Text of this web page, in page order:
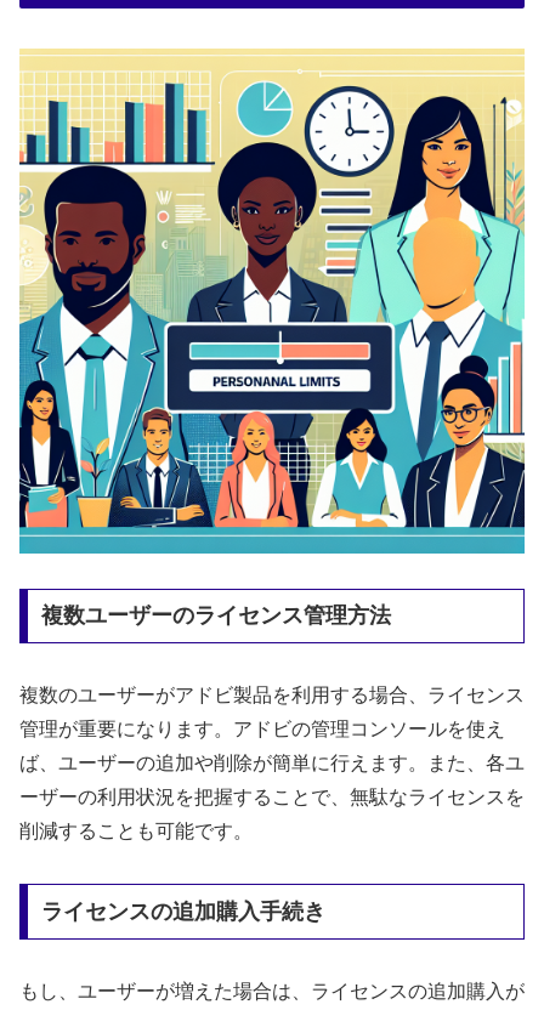
複数ユーザーのライセンス管理方法
複数のユーザーがアドビ製品を利用する場合、ライセンス
管理が重要になります。アドビの管理コンソールを使え
ば、ユーザーの追加や削除が簡単に行えます。また、各ユ
ーザーの利用状況を把握することで、無駄なライセンスを
削減することも可能です。
ライセンスの追加購入手続き
もし、ユーザーが増えた場合は、ライセンスの追加購入が